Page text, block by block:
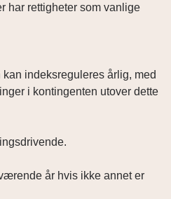
har rettigheter som vanlige
indeksreguleres årlig, med
i kontingenten utover dette
år hvis ikke annet er